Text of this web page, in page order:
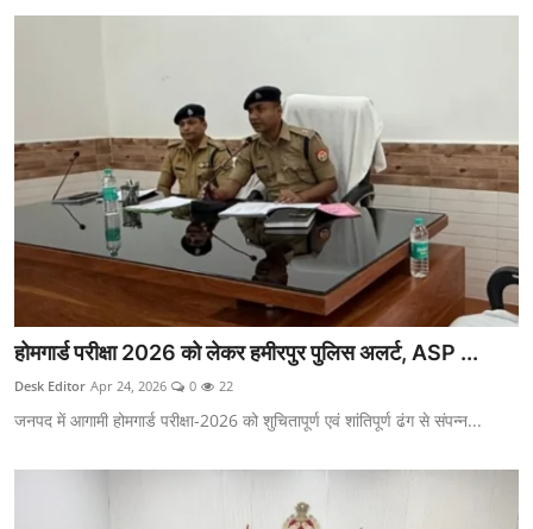
होमगार्ड परीक्षा 2026 को लेकर हमीरपुर पुलिस अलर्ट, ASP ...
Desk Editor Apr 24, 2026 0 22
जनपद में आगामी होमगार्ड परीक्षा-2026 को शुचितापूर्ण एवं शांतिपूर्ण ढंग से संपन्न...